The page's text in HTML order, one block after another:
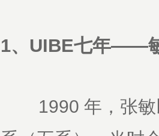
1、UIBE七年——
1990 年，张